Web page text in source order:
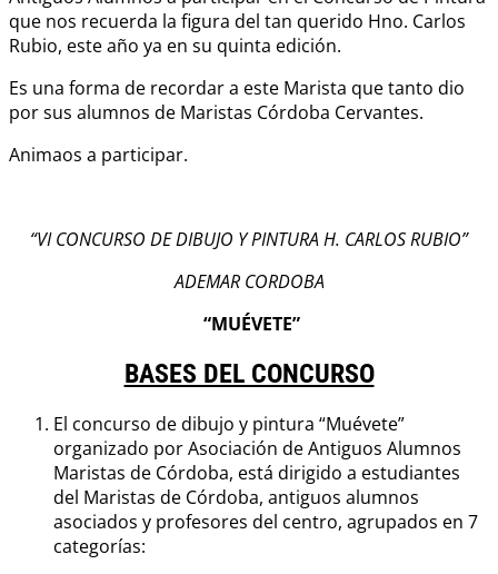
que nos recuerda la figura del tan querido Hno. Carlos
Rubio, este año ya en su quinta edición.
Es una forma de recordar a este Marista que tanto dio
por sus alumnos de Maristas Córdoba Cervantes.
Animaos a participar.
“VI CONCURSO DE DIBUJO Y PINTURA H. CARLOS RUBIO”
ADEMAR CORDOBA
“MUÉVETE”
BASES DEL CONCURSO
El concurso de dibujo y pintura “Muévete”
organizado por Asociación de Antiguos Alumnos
Maristas de Córdoba, está dirigido a estudiantes
del Maristas de Córdoba, antiguos alumnos
asociados y profesores del centro, agrupados en 7
categorías: